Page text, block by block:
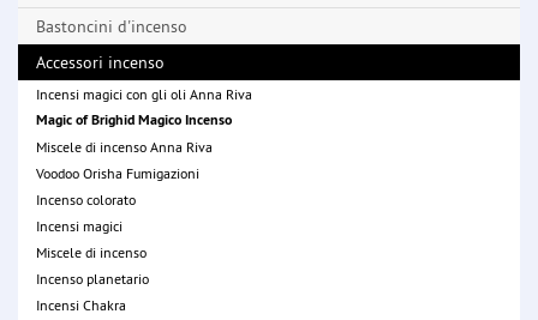
Bastoncini d'incenso
Accessori incenso
Incensi magici con gli oli Anna Riva
Magic of Brighid Magico Incenso
Miscele di incenso Anna Riva
Voodoo Orisha Fumigazioni
Incenso colorato
Incensi magici
Miscele di incenso
Incenso planetario
Incensi Chakra